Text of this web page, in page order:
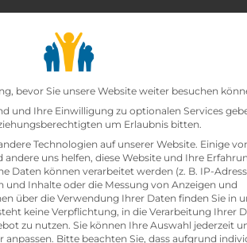
Lehrbetriebesearch
Datenschutz-
bevor Sie unsere Website weiter besuchen
und Ihre Einwilligung zu optionalen Services
um Erlaubnis bitten.
Technologien auf unserer Website. Einige
andere uns helfen, diese Website und Ihre
Daten können verarbeitet werden (z. B. IP-
und Inhalte oder die Messung von Anzeigen und
über die Verwendung Ihrer Daten finden Sie in
keine Verpflichtung, in die Verarbeitung Ihrer
zu nutzen. Sie können Ihre Auswahl jederzeit
anpassen. Bitte beachten Sie, dass aufgrund